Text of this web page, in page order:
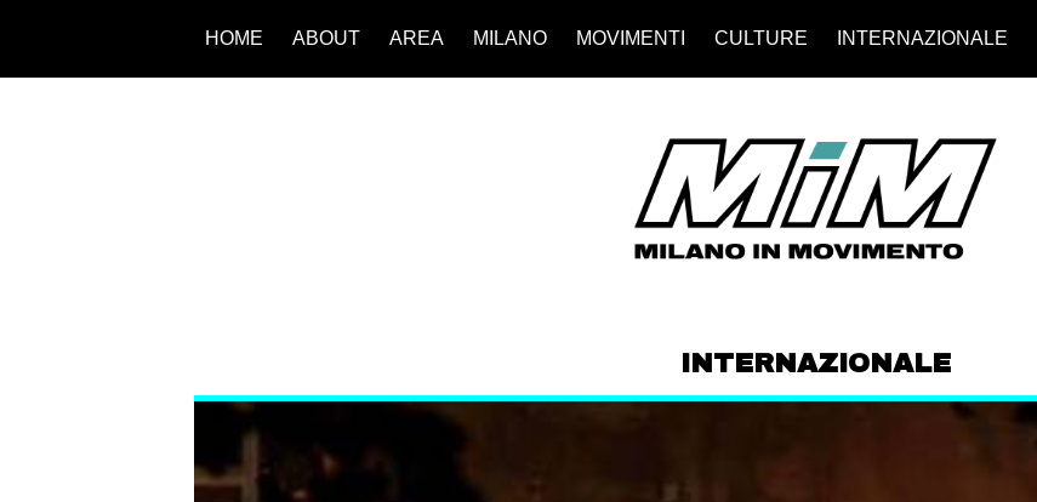
HOME ABOUT AREA MILANO MOVIMENTI CULTURE INTERNAZIONALE
INTERNAZIONALE